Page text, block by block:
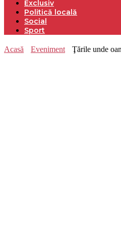
Exclusiv
Politică locală
Social
Sport
Acasă Eveniment Ţările unde